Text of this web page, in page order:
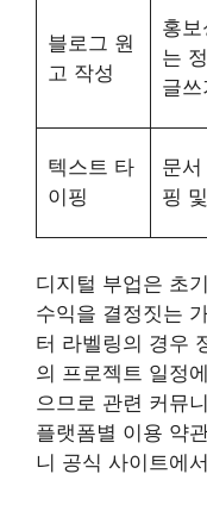
블로그 원
고 작성
홍
는
글쓰
텍스트 타
이핑
문서
핑
디지털 부업은 초
수익을 결정짓는
터 라벨링의 경우
의 프로젝트 일정
으므로 관련 커뮤
플랫폼별 이용 약
니 공식 사이트에